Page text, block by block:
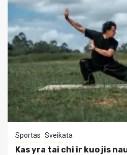
Sportas Sveikata
Kas yra tai chi ir kuo jis